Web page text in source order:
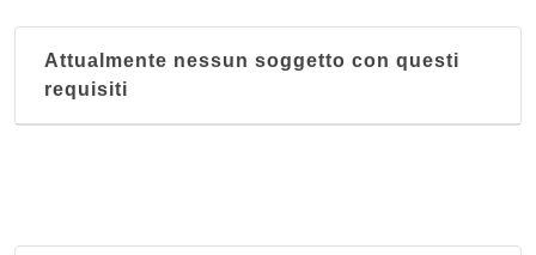
Attualmente nessun soggetto con questi
requisiti